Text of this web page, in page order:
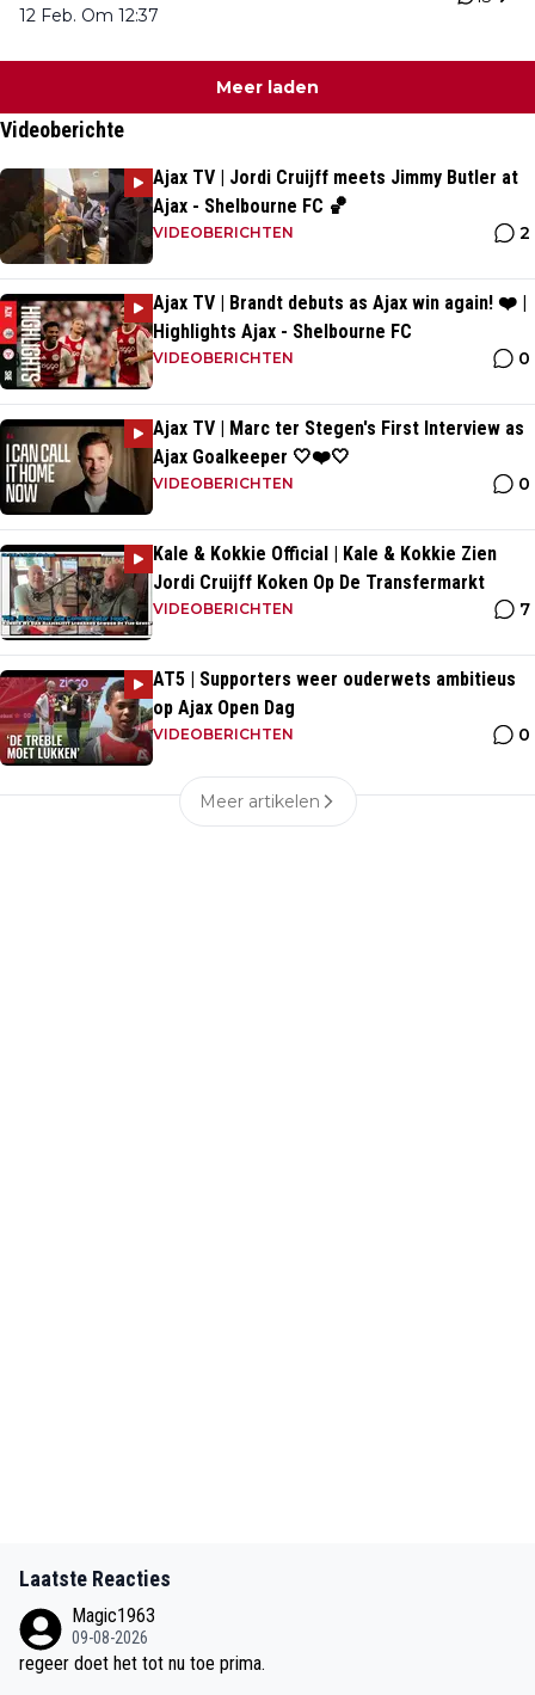
12 Feb. Om 12:37
Meer laden
Videoberichte
Ajax TV | Jordi Cruijff meets Jimmy Butler at
Ajax - Shelbourne FC 🏀
VIDEOBERICHTEN 2
Ajax TV | Brandt debuts as Ajax win again! ❤️ |
Highlights Ajax - Shelbourne FC
VIDEOBERICHTEN 0
Ajax TV | Marc ter Stegen's First Interview as
Ajax Goalkeeper 🤍❤️🤍
VIDEOBERICHTEN 0
Kale & Kokkie Official | Kale & Kokkie Zien
Jordi Cruijff Koken Op De Transfermarkt
VIDEOBERICHTEN 7
AT5 | Supporters weer ouderwets ambitieus
op Ajax Open Dag
VIDEOBERICHTEN 0
Meer artikelen
Laatste Reacties
Magic1963
09-08-2026
regeer doet het tot nu toe prima.